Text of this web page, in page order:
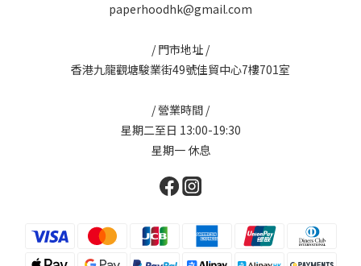
paperhoodhk@gmail.com
/ 門市地址 /
香港九龍觀塘駿業街49號佳貿中心7樓701室
/ 營業時間 /
星期二至日 13:00-19:30
星期一 休息